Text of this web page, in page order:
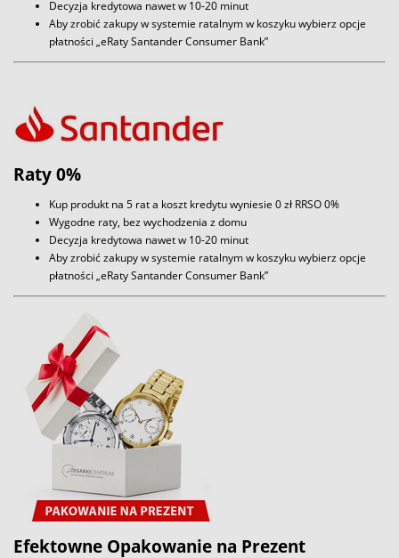
Decyzja kredytowa nawet w 10-20 minut
Aby zrobić zakupy w systemie ratalnym w koszyku wybierz opcje
płatności „eRaty Santander Consumer Bank”
Raty 0%
Kup produkt na 5 rat a koszt kredytu wyniesie 0 zł RRSO 0%
Wygodne raty, bez wychodzenia z domu
Decyzja kredytowa nawet w 10-20 minut
Aby zrobić zakupy w systemie ratalnym w koszyku wybierz opcje
płatności „eRaty Santander Consumer Bank”
Efektowne Opakowanie na Prezent